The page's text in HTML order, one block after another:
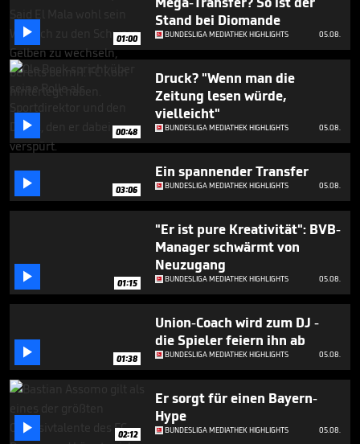
6
seconds
 01:00
Stand bei Diomande
BUNDESLIGA MEDIATHEK HIGHLIGHTS 05.08.
 00:48
Druck? "Wenn man die
Zeitung lesen würde,
vielleicht"
BUNDESLIGA MEDIATHEK HIGHLIGHTS 05.08.
 03:06
Ein spannender Transfer
BUNDESLIGA MEDIATHEK HIGHLIGHTS 05.08.
 01:15
"Er ist pure Kreativität": BVB-
Manager schwärmt von
Neuzugang
BUNDESLIGA MEDIATHEK HIGHLIGHTS 05.08.
 01:38
Union-Coach wird zum DJ -
die Spieler feiern ihn ab
BUNDESLIGA MEDIATHEK HIGHLIGHTS 05.08.
 02:12
Er sorgt für einen Bayern-
Hype
BUNDESLIGA MEDIATHEK HIGHLIGHTS 05.08.